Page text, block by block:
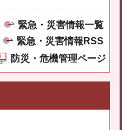
緊急・災害情報一覧
緊急・災害情報RSS
防災・危機管理ページ